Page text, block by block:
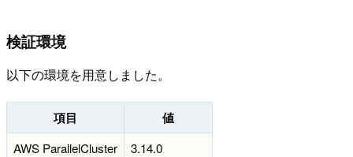
検証環境
以下の環境を用意しました。
項目 値
AWS ParallelCluster
3.14.0